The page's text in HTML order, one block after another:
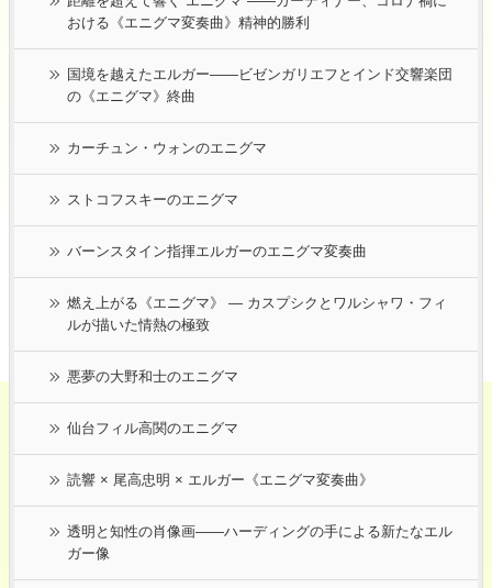
おける《エニグマ変奏曲》精神的勝利
国境を越えたエルガー――ビゼンガリエフとインド交響楽団
の《エニグマ》終曲
カーチュン・ウォンのエニグマ
ストコフスキーのエニグマ
バーンスタイン指揮エルガーのエニグマ変奏曲
燃え上がる《エニグマ》 ― カスプシクとワルシャワ・フィ
ルが描いた情熱の極致
悪夢の大野和士のエニグマ
仙台フィル高関のエニグマ
読響 × 尾高忠明 × エルガー《エニグマ変奏曲》
透明と知性の肖像画――ハーディングの手による新たなエル
ガー像